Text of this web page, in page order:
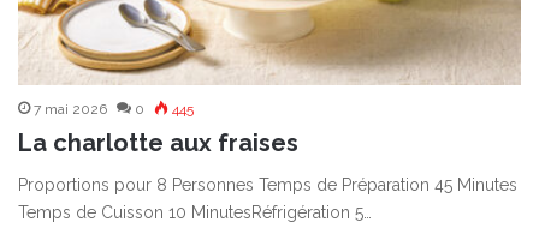
7 mai 2026 0 445
La charlotte aux fraises
Proportions pour 8 Personnes Temps de Préparation 45 Minutes
Temps de Cuisson 10 MinutesRéfrigération 5…